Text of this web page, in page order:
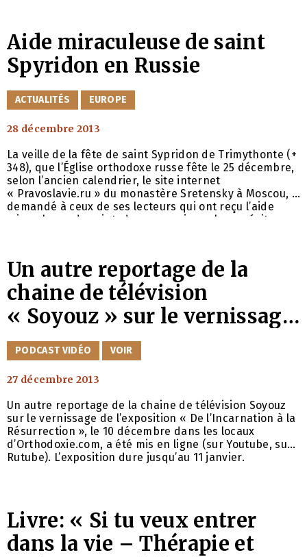
Aide miraculeuse de saint
Spyridon en Russie
CATÉGORIES
ACTUALITÉS EUROPE
28 décembre 2013
La veille de la fête de saint Sypridon de Trimythonte (+
348), que l’Église orthodoxe russe fête le 25 décembre,
selon l’ancien calendrier, le site internet
« Pravoslavie.ru » du monastère Sretensky à Moscou, a
demandé à ceux de ses lecteurs qui ont reçu l’aide
miraculeuse du saint, de communiquer leurs récits.
Un autre reportage de la
chaine de télévision
« Soyouz » sur le vernissage
du 10 décembre dans les
locaux d’Orthodoxie.com
CATÉGORIES
PODCAST VIDÉO VOIR
27 décembre 2013
Un autre reportage de la chaine de télévision Soyouz
sur le vernissage de l’exposition « De l’Incarnation à la
Résurrection », le 10 décembre dans les locaux
d’Orthodoxie.com, a été mis en ligne (sur Youtube, sur
Rutube). L’exposition dure jusqu’au 11 janvier.
Livre: « Si tu veux entrer
dans la vie – Thérapie et